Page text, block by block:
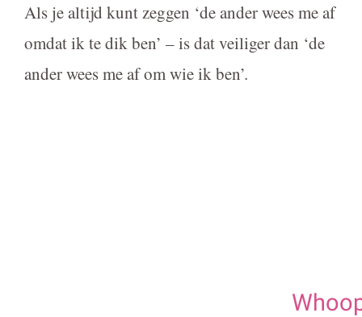
Als je altijd kunt zeggen ‘de ander wees me af
omdat ik te dik ben’ – is dat veiliger dan ‘de
ander wees me af om wie ik ben’.